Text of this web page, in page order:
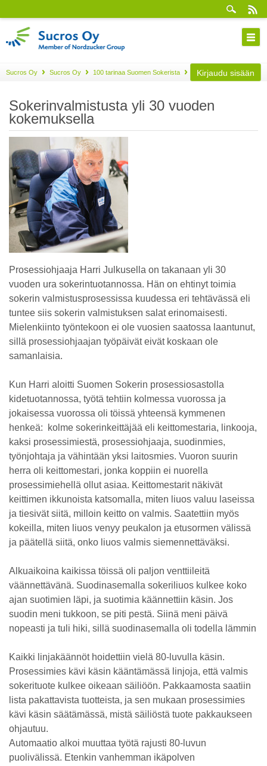
Sucros Oy Sucros Oy 100 tarinaa Suomen Sokerista Osa 11
Kirjaudu sisään
Sokerinvalmistusta yli 30 vuoden
kokemuksella
Prosessiohjaaja Harri Julkusella on takanaan yli 30
vuoden ura sokerintuotannossa. Hän on ehtinyt toimia
sokerin valmistusprosessissa kuudessa eri tehtävässä eli
tuntee siis sokerin valmistuksen salat erinomaisesti.
Mielenkiinto työntekoon ei ole vuosien saatossa laantunut,
sillä prosessiohjaajan työpäivät eivät koskaan ole
samanlaisia.
Kun Harri aloitti Suomen Sokerin prosessiosastolla
kidetuotannossa, työtä tehtiin kolmessa vuorossa ja
jokaisessa vuorossa oli töissä yhteensä kymmenen
henkeä: kolme sokerinkeittäjää eli keittomestaria, linkooja,
kaksi prosessimiestä, prosessiohjaaja, suodinmies,
työnjohtaja ja vähintään yksi laitosmies. Vuoron suurin
herra oli keittomestari, jonka koppiin ei nuorella
prosessimiehellä ollut asiaa. Keittomestarit näkivät
keittimen ikkunoista katsomalla, miten liuos valuu laseissa
ja tiesivät siitä, milloin keitto on valmis. Saatettiin myös
kokeilla, miten liuos venyy peukalon ja etusormen välissä
ja päätellä siitä, onko liuos valmis siemennettäväksi.
Alkuaikoina kaikissa töissä oli paljon venttiileitä
väännettävänä. Suodinasemalla sokeriliuos kulkee koko
ajan suotimien läpi, ja suotimia käännettiin käsin. Jos
suodin meni tukkoon, se piti pestä. Siinä meni päivä
nopeasti ja tuli hiki, sillä suodinasemalla oli todella lämmin
Kaikki linjakäännöt hoidettiin vielä 80-luvulla käsin.
Prosessimies kävi käsin kääntämässä linjoja, että valmis
sokerituote kulkee oikeaan säiliöön. Pakkaamosta saatiin
lista pakattavista tuotteista, ja sen mukaan prosessimies
kävi käsin säätämässä, mistä säiliöstä tuote pakkaukseen
ohjautuu.
Automaatio alkoi muuttaa työtä rajusti 80-luvun
puolivälissä. Etenkin vanhemman ikäpolven